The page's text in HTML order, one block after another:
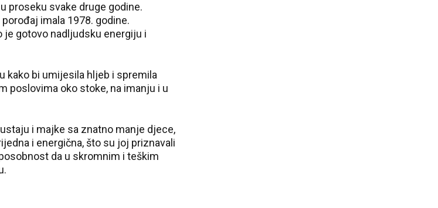
proseku svake druge godine.
imala 1978. godine.
je gotovo nadljudsku energiju i
kako bi umijesila hljeb i spremila
poslovima oko stoke, na imanju i u
i majke sa znatno manje djece,
i energična, što su joj priznavali
da u skromnim i teškim